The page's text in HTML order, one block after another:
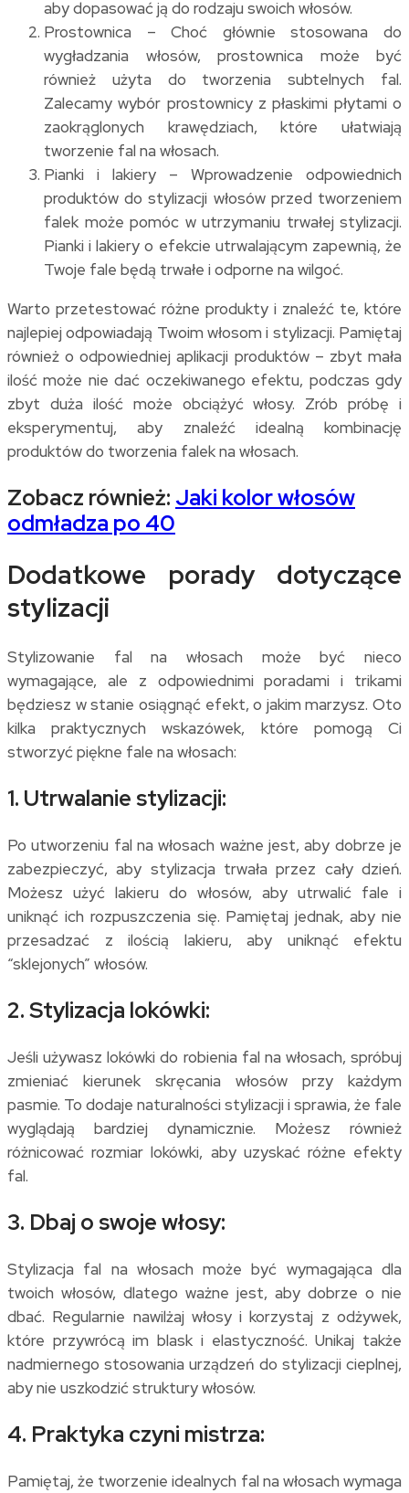
aby dopasować ją do rodzaju swoich włosów.
Prostownica – Choć głównie stosowana do
wygładzania włosów, prostownica może być
również użyta do tworzenia subtelnych fal.
Zalecamy wybór prostownicy z płaskimi płytami o
zaokrąglonych krawędziach, które ułatwiają
tworzenie fal na włosach.
Pianki i lakiery – Wprowadzenie odpowiednich
produktów do stylizacji włosów przed tworzeniem
falek może pomóc w utrzymaniu trwałej stylizacji.
Pianki i lakiery o efekcie utrwalającym zapewnią, że
Twoje fale będą trwałe i odporne na wilgoć.
Warto przetestować różne produkty i znaleźć te, które
najlepiej odpowiadają Twoim włosom i stylizacji. Pamiętaj
również o odpowiedniej aplikacji produktów – zbyt mała
ilość może nie dać oczekiwanego efektu, podczas gdy
zbyt duża ilość może obciążyć włosy. Zrób próbę i
eksperymentuj, aby znaleźć idealną kombinację
produktów do tworzenia falek na włosach.
Zobacz również:Jaki kolor włosów
odmładza po 40
Dodatkowe porady dotyczące
stylizacji
Stylizowanie fal na włosach może być nieco
wymagające, ale z odpowiednimi poradami i trikami
będziesz w stanie osiągnąć efekt, o jakim marzysz. Oto
kilka praktycznych wskazówek, które pomogą Ci
stworzyć piękne fale na włosach:
1. Utrwalanie stylizacji:
Po utworzeniu fal na włosach ważne jest, aby dobrze je
zabezpieczyć, aby stylizacja trwała przez cały dzień.
Możesz użyć lakieru do włosów, aby utrwalić fale i
uniknąć ich rozpuszczenia się. Pamiętaj jednak, aby nie
przesadzać z ilością lakieru, aby uniknąć efektu
“sklejonych” włosów.
2. Stylizacja lokówki:
Jeśli używasz lokówki do robienia fal na włosach, spróbuj
zmieniać kierunek skręcania włosów przy każdym
pasmie. To dodaje naturalności stylizacji i sprawia, że fale
wyglądają bardziej dynamicznie. Możesz również
różnicować rozmiar lokówki, aby uzyskać różne efekty
fal.
3. Dbaj o swoje włosy:
Stylizacja fal na włosach może być wymagająca dla
twoich włosów, dlatego ważne jest, aby dobrze o nie
dbać. Regularnie nawilżaj włosy i korzystaj z odżywek,
które przywrócą im blask i elastyczność. Unikaj także
nadmiernego stosowania urządzeń do stylizacji cieplnej,
aby nie uszkodzić struktury włosów.
4. Praktyka czyni mistrza:
Pamiętaj, że tworzenie idealnych fal na włosach wymaga